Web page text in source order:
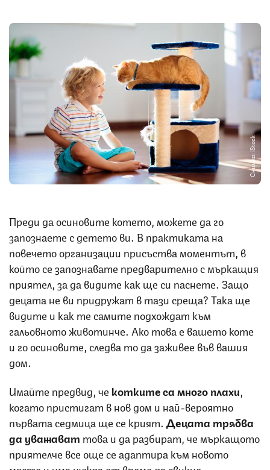
Снимка: iStock
Преди да осиновите котето, можете да го
запознаете с детето ви. В практиката на
повечето организации присъства моментът, в
който се запознавате предварително с мъркащия
приятел, за да видите как ще си паснете. Защо
децата не ви придружат в тази среща? Така ще
видите и как те самите подхождат към
гальовното животинче. Ако това е вашето коте
и го осиновите, следва то да заживее във вашия
дом.
Имайте предвид, че котките са много плахи
когато пристигат в нов дом и най-вероятно
първата седмица ще се крият. Децата трябва
да уважават това и да разбират, че мъркащото
приятелче все още се адаптира към новото